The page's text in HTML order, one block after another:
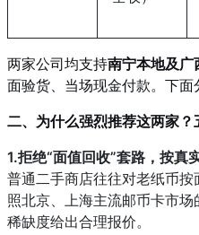
两家公司均支持南宁本地及广
面验货、当场现金付款。下面
二、为什么强烈推荐这两家
1.拒绝“面值回收”套路，按真
普通二手商店往往对老纸币
照北京、上海主流邮币卡市场
稀缺度给出合理报价。